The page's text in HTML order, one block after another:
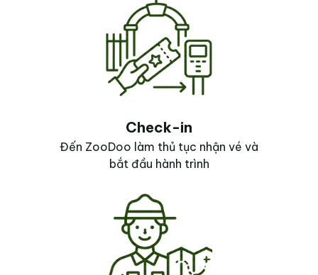
Check-in
Đến ZooDoo làm thủ tục nhận vé và
bắt đầu hành trình